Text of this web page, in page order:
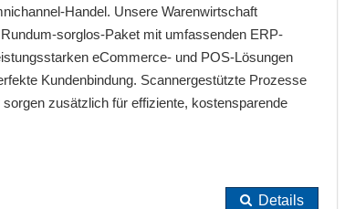
Handel. Unsere Warenwirtschaft
sorglos-Paket mit umfassenden ERP-
eCommerce- und POS-Lösungen
Kundenbindung. Scannergestützte Prozesse
zusätzlich für effiziente, kostensparende
Details